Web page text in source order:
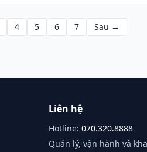
4 5 6 7 Sau →
Liên hệ
Hotline: 070.320.8888
Quản lý, vận hành và